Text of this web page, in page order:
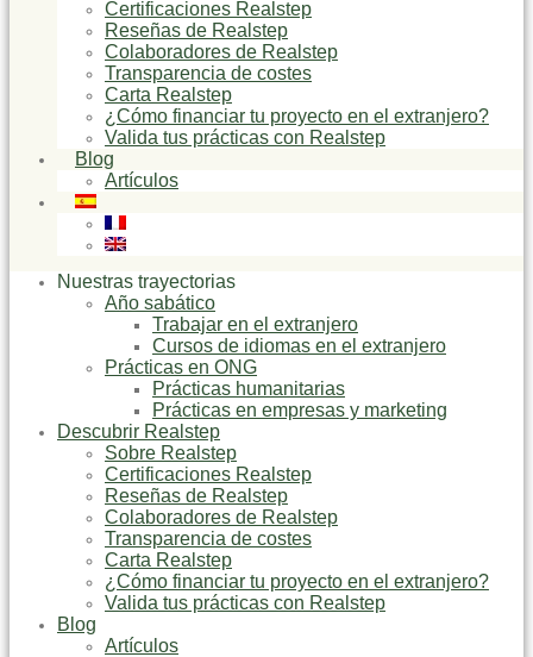
Certificaciones Realstep
Reseñas de Realstep
Colaboradores de Realstep
Transparencia de costes
Carta Realstep
¿Cómo financiar tu proyecto en el extranjero?
Valida tus prácticas con Realstep
Blog
Artículos
Nuestras trayectorias
Año sabático
Trabajar en el extranjero
Cursos de idiomas en el extranjero
Prácticas en ONG
Prácticas humanitarias
Prácticas en empresas y marketing
Descubrir Realstep
Sobre Realstep
Certificaciones Realstep
Reseñas de Realstep
Colaboradores de Realstep
Transparencia de costes
Carta Realstep
¿Cómo financiar tu proyecto en el extranjero?
Valida tus prácticas con Realstep
Blog
Artículos